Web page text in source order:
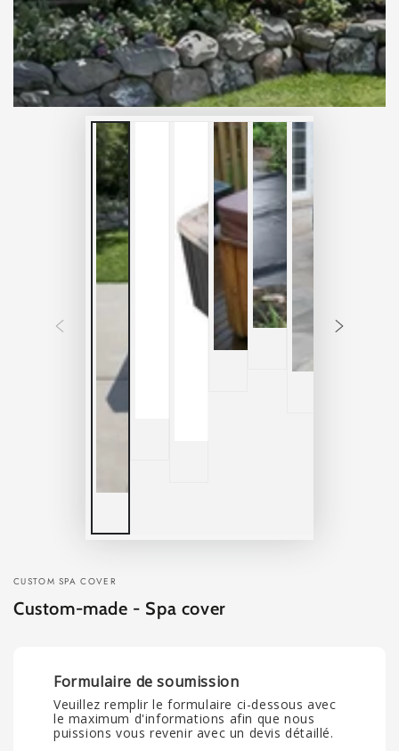
CUSTOM SPA COVER
Custom-made - Spa cover
Formulaire de soumission
Veuillez remplir le formulaire ci-dessous avec
le maximum d'informations afin que nous
puissions vous revenir avec un devis détaillé.